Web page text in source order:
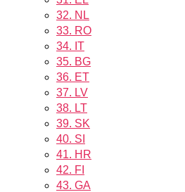
32. NL
33. RO
34. IT
35. BG
36. ET
37. LV
38. LT
39. SK
40. SI
41. HR
42. FI
43. GA